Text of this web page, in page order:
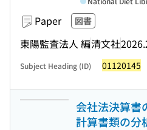
Paper 図書
東陽監査法人 編清文社
Subject Heading (ID) 01120145
会社法決算書
計算書類の分